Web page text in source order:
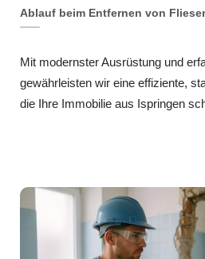
Ablauf beim Entfernen von
Mit modernster Ausrüstung und
gewährleisten wir eine effiziente,
die Ihre Immobilie aus Ispringen